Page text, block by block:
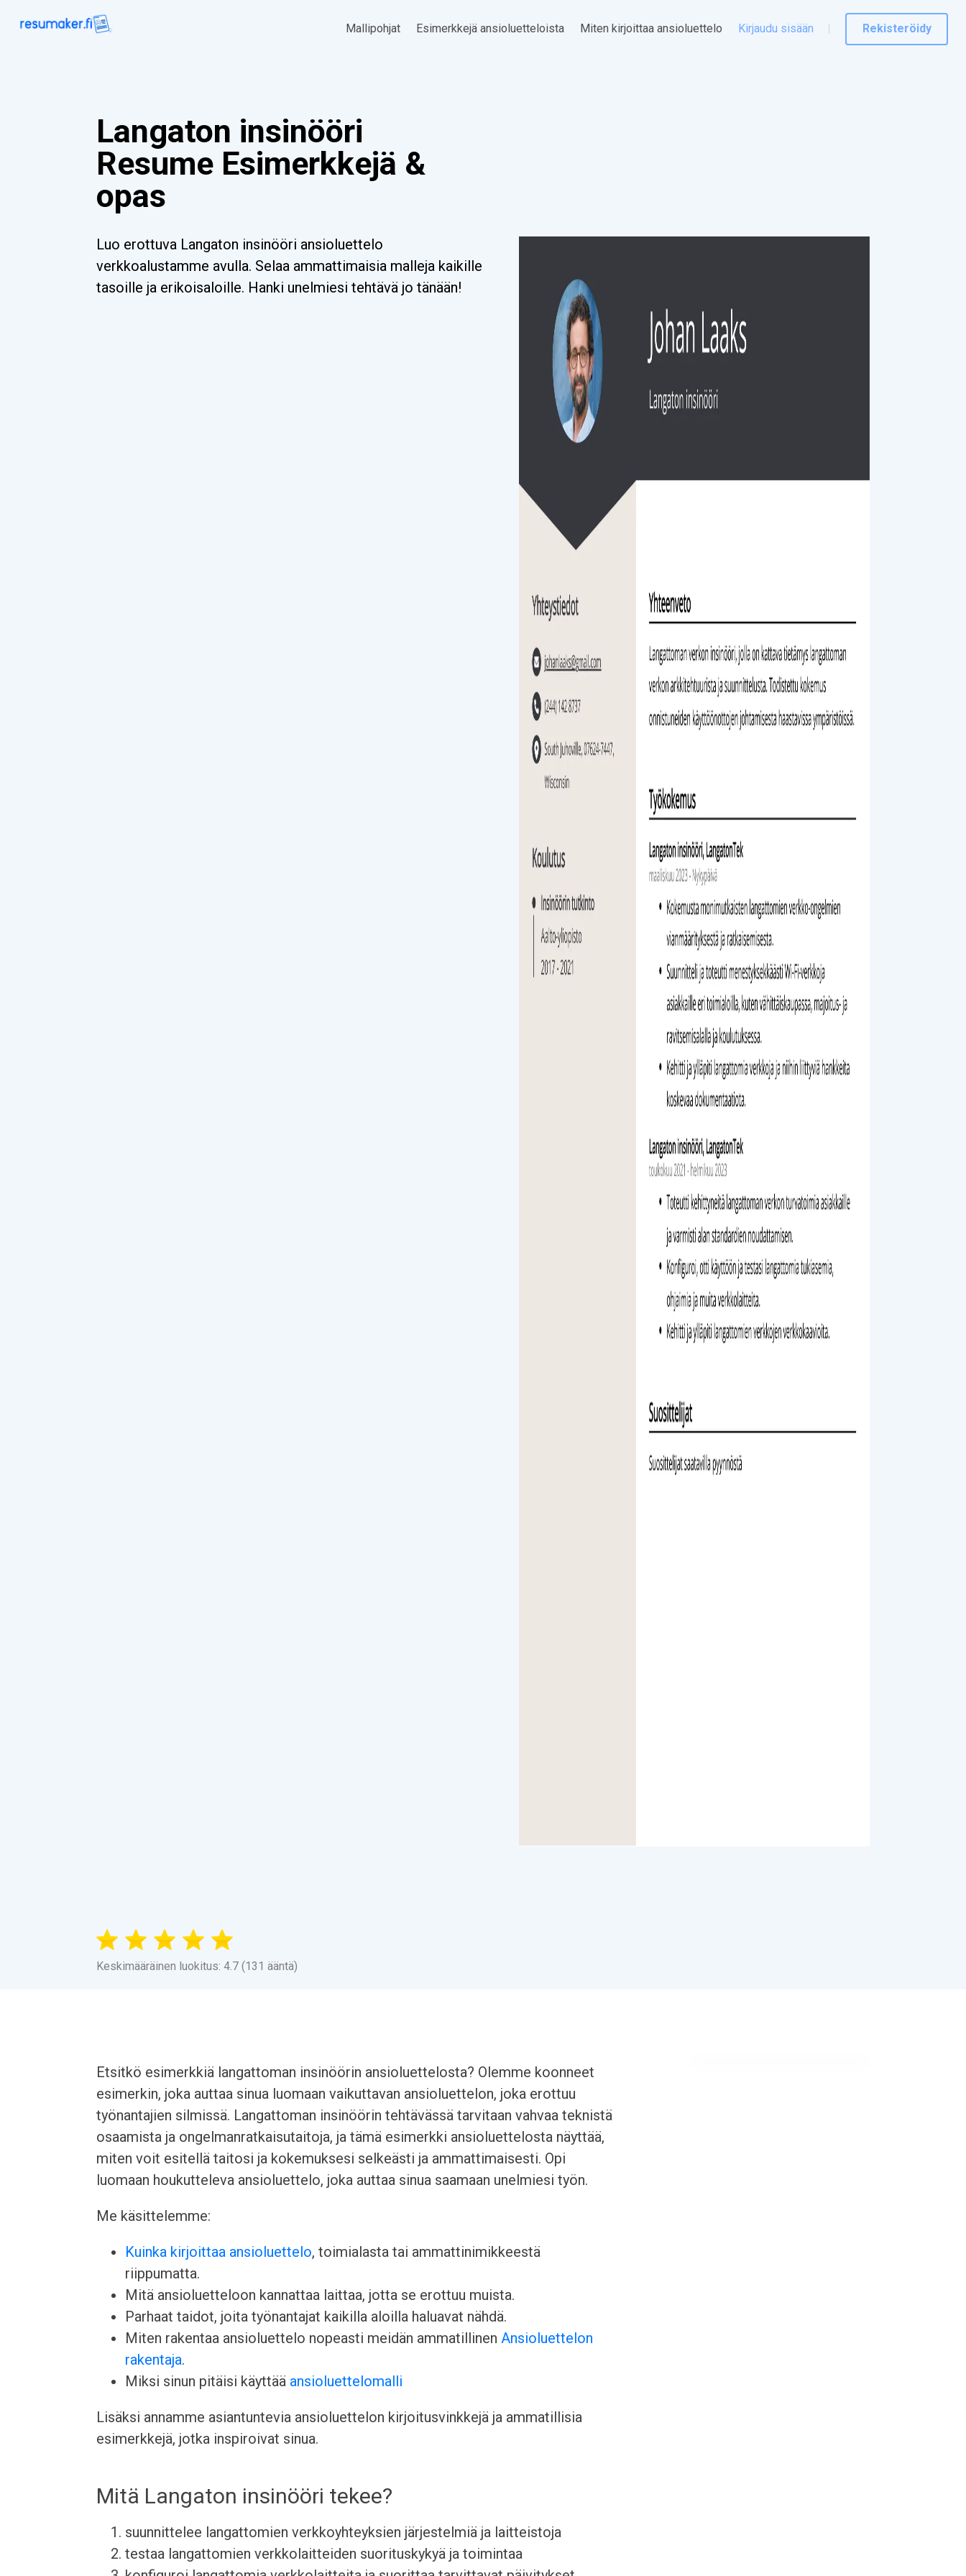
Mallipohjat Esimerkkejä ansioluetteloista Miten kirjoittaa ansioluettelo Kirjaudu sisään Rekisteröidy
Langaton insinööri
Resume Esimerkkejä &
opas
Luo erottuva Langaton insinööri ansioluettelo
verkkoalustamme avulla. Selaa ammattimaisia malleja kaikille
tasoille ja erikoisaloille. Hanki unelmiesi tehtävä jo tänään!
Keskimääräinen luokitus: 4.7 (131 ääntä)
Etsitkö esimerkkiä langattoman insinöörin ansioluettelosta? Olemme koonneet
esimerkin, joka auttaa sinua luomaan vaikuttavan ansioluettelon, joka erottuu
työnantajien silmissä. Langattoman insinöörin tehtävässä tarvitaan vahvaa teknistä
osaamista ja ongelmanratkaisutaitoja, ja tämä esimerkki ansioluettelosta näyttää,
miten voit esitellä taitosi ja kokemuksesi selkeästi ja ammattimaisesti. Opi
luomaan houkutteleva ansioluettelo, joka auttaa sinua saamaan unelmiesi työn.
Me käsittelemme:
Kuinka kirjoittaa ansioluettelo, toimialasta tai ammattinimikkeestä
riippumatta.
Mitä ansioluetteloon kannattaa laittaa, jotta se erottuu muista.
Parhaat taidot, joita työnantajat kaikilla aloilla haluavat nähdä.
Miten rakentaa ansioluettelo nopeasti meidän ammatillinenAnsioluettelon
rakentaja.
Miksi sinun pitäisi käyttää ansioluettelomalli
Lisäksi annamme asiantuntevia ansioluettelon kirjoitusvinkkejä ja ammatillisia
esimerkkejä, jotka inspiroivat sinua.
Mitä Langaton insinööri tekee?
suunnittelee langattomien verkkoyhteyksien järjestelmiä ja laitteistoja
testaa langattomien verkkolaitteiden suorituskykyä ja toimintaa